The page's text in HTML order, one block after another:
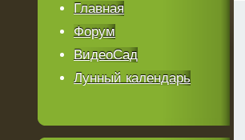
Главная
Форум
ВидеоСад
Лунный календарь